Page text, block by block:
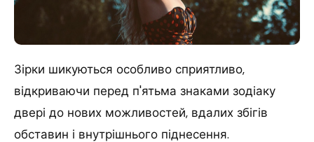
Зірки шикуються особливо сприятливо,
відкриваючи перед п'ятьма знаками зодіаку
двері до нових можливостей, вдалих збігів
обставин і внутрішнього піднесення.